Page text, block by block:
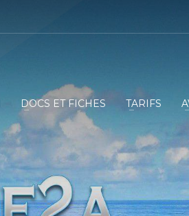
DOCS ET FICHES TARIFS